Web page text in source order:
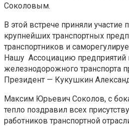
Соколовым.
В этой встрече приняли участие
крупнейших транспортных
транспортников и
Нашу Ассоциацию
железнодорожного транспорта
Президент — Кукушкин
Максим Юрьевич Соколов, с
тепло поздравил всех
работников транспортной